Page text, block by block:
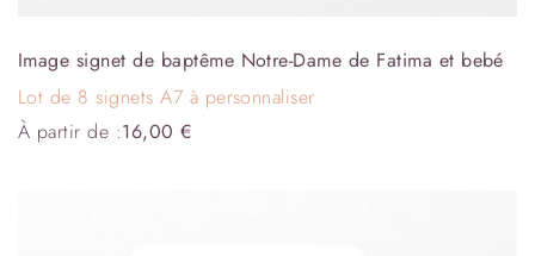
Image signet de baptême Notre-Dame de Fatima et bebé
Lot de 8 signets A7 à personnaliser
À partir de :16,00€